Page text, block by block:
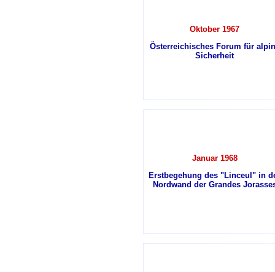
Oktober 1967
Österreichisches Forum für
Sicherheit
Januar 1968
Erstbegehung des "Linceul" in
Nordwand der Grandes